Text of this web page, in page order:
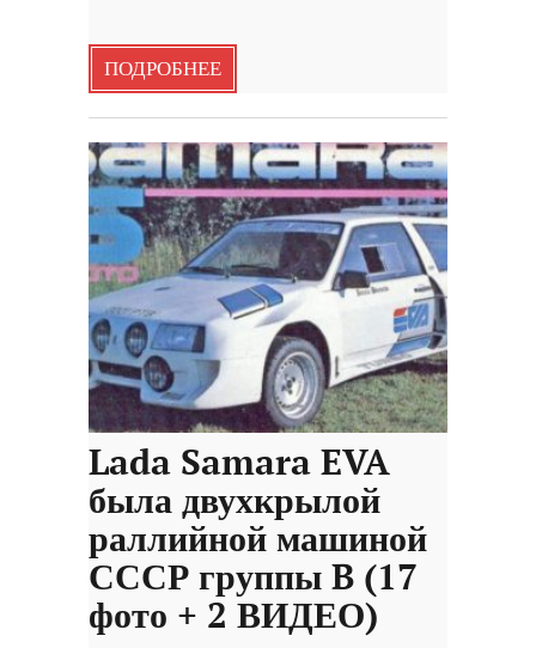
ПОДРОБНЕЕ
Lada Samara EVA
была двухкрылой
раллийной машиной
СССР группы B (17
фото + 2 ВИДЕО)